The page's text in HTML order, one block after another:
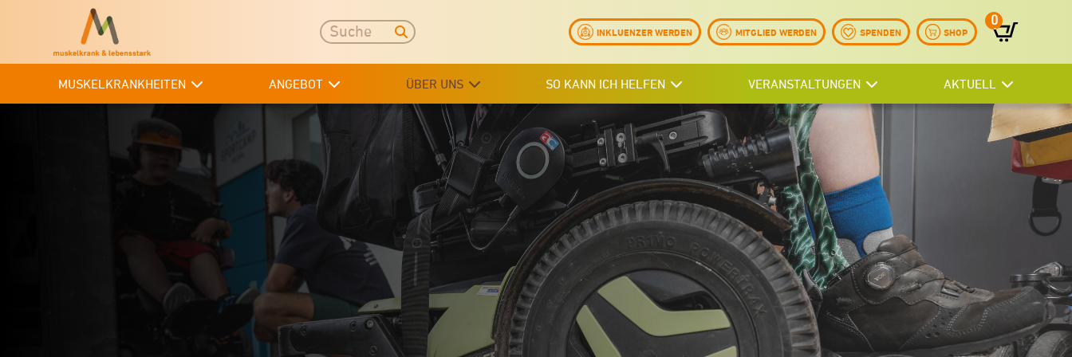
INKLUENZER WERDEN MITGLIED WERDEN SPENDEN SHOP
0
Artikel
MUSKELKRANKHEITEN ANGEBOT ÜBER UNS SO KANN ICH HELFEN VERANSTALTUNGEN AKTUELL